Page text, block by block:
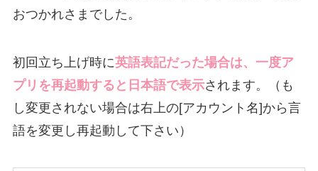
おつかれさまでした。
初回立ち上げ時に英語表記だった場合は、一度ア
プリを再起動すると日本語で表示されます。（も
し変更されない場合は右上の[アカウント名]から言
語を変更し再起動して下さい）